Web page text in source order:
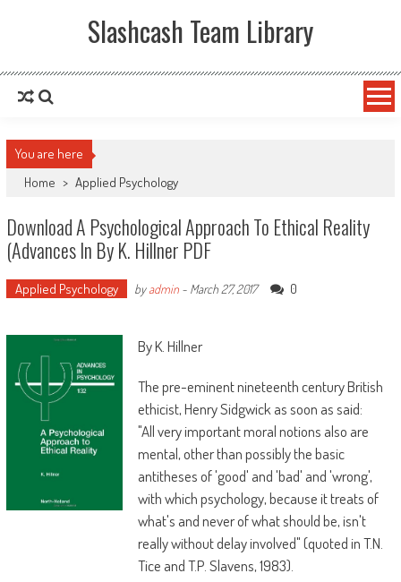
Slashcash Team Library
You are here
Home > Applied Psychology
Download A Psychological Approach To Ethical Reality
(Advances In By K. Hillner PDF
Applied Psychology byadmin- March 27, 2017 0
By K. Hillner
The pre-eminent nineteenth century British
ethicist, Henry Sidgwick as soon as said:
"All very important moral notions also are
mental, other than possibly the basic
antitheses of 'good' and 'bad' and 'wrong',
with which psychology, because it treats of
what's and never of what should be, isn't
really without delay involved" (quoted in T.N.
Tice and T.P. Slavens, 1983).